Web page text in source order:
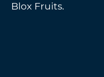
Blox Fruits.